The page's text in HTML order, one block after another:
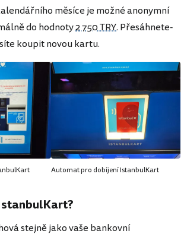
měsíce je možné anonymní
do hodnoty2 750 TRY. Přesáhnete-
koupit novou kartu.
Automat pro dobíjení IstanbulKart
stejně jako vaše bankovní